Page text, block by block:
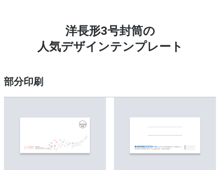
洋長形3号封筒の
人気デザインテンプレート
部分印刷